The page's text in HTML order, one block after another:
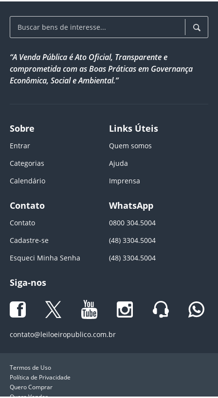
“A Venda Pública é Ato Oficial, Transparente e
comprometida com as Boas Práticas em Governança
Econômica, Social e Ambiental.”
Sobre
Entrar
Categorias
Calendário
Links Úteis
Quem somos
Ajuda
Imprensa
Contato
Contato
Cadastre-se
Esqueci Minha Senha
WhatsApp
0800 304.5004
(48) 3304.5004
(48) 3304.5004
Siga-nos
contato@leiloeiropublico.com.br
Termos de Uso
Política de Privacidade
Quero Comprar